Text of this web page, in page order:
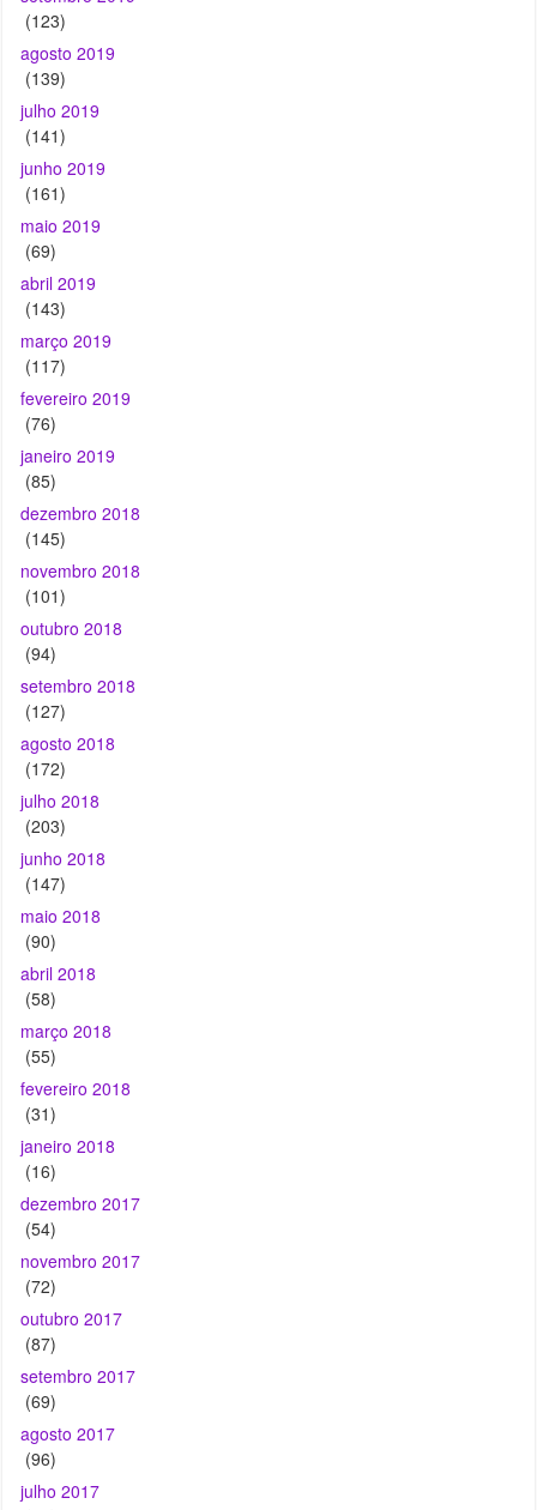
julho 2019
(141)
junho 2019
(161)
maio 2019
(69)
abril 2019
(143)
março 2019
(117)
fevereiro 2019
(76)
janeiro 2019
(85)
dezembro 2018
(145)
novembro 2018
(101)
outubro 2018
(94)
setembro 2018
(127)
agosto 2018
(172)
julho 2018
(203)
junho 2018
(147)
maio 2018
(90)
abril 2018
(58)
março 2018
(55)
fevereiro 2018
(31)
janeiro 2018
(16)
dezembro 2017
(54)
novembro 2017
(72)
outubro 2017
(87)
setembro 2017
(69)
agosto 2017
(96)
julho 2017
(95)
junho 2017
(20)